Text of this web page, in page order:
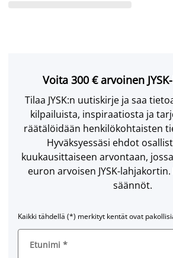
Voita 300 € arvoinen
Tilaa JYSK:n uutiskirje ja saa
kilpailuista, inspiraatiosta ja
räätälöidään henkilökohtaisten
Hyväksyessäsi ehdot
kuukausittaiseen arvontaan,
euron arvoisen JYSK-
säännöt.
Kaikki tähdellä (*) merkityt kentät ovat
Etunimi *